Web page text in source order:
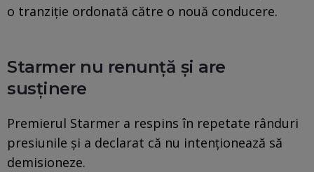
o tranziție ordonată către o nouă conducere.
Starmer nu renunţă şi are
susţinere
Premierul Starmer a respins în repetate rânduri
presiunile și a declarat că nu intenționează să
demisioneze.